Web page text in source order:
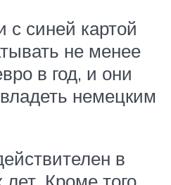
с синей картой
не менее
в год, и они
немецким
в